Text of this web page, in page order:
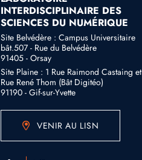
INTERDISCIPLINAIRE DES
SCIENCES DU NUMÉRIQUE
Site Belvédère : Campus Universitaire
bât.507 - Rue du Belvédère
91405 - Orsay
Site Plaine : 1 Rue Raimond Castaing et
Rue René Thom (Bât Digitéo)
91190 - Gif-sur-Yvette
VENIR AU LISN